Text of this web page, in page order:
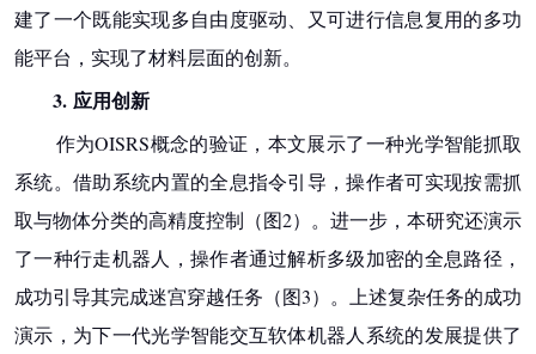
建了一个既能实现多自由度驱动、又可进行信息复用的多功
能平台，实现了材料层面的创新。
3. 应用创新
作为OISRS概念的验证，本文展示了一种光学智能抓取
系统。借助系统内置的全息指令引导，操作者可实现按需抓
取与物体分类的高精度控制（图2）。进一步，本研究还演示
了一种行走机器人，操作者通过解析多级加密的全息路径，
成功引导其完成迷宫穿越任务（图3）。上述复杂任务的成功
演示，为下一代光学智能交互软体机器人系统的发展提供了